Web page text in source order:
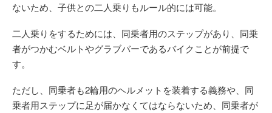
ないため、子供との二人乗りもルール的には可能。
二人乗りをするためには、同乗者用のステップがあり、同乗
者がつかむベルトやグラブバーであるバイクことが前提で
す。
ただし、同乗者も2輪用のヘルメットを装着する義務や、同
乗者用ステップに足が届かなくてはならないため、同乗者が